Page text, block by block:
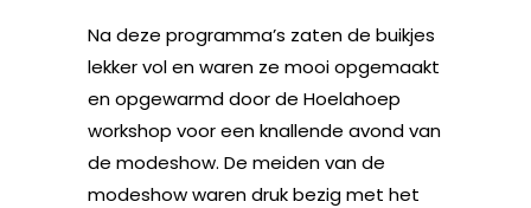
Na deze programma’s zaten de buikjes
lekker vol en waren ze mooi opgemaakt
en opgewarmd door de Hoelahoep
workshop voor een knallende avond van
de modeshow. De meiden van de
modeshow waren druk bezig met het